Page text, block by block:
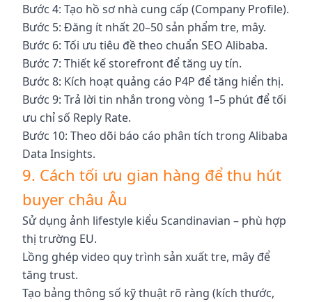
Bước 4: Tạo hồ sơ nhà cung cấp (Company Profile).
Bước 5: Đăng ít nhất 20–50 sản phẩm tre, mây.
Bước 6: Tối ưu tiêu đề theo chuẩn SEO Alibaba.
Bước 7: Thiết kế storefront để tăng uy tín.
Bước 8: Kích hoạt quảng cáo P4P để tăng hiển thị.
Bước 9: Trả lời tin nhắn trong vòng 1–5 phút để tối
ưu chỉ số Reply Rate.
Bước 10: Theo dõi báo cáo phân tích trong Alibaba
Data Insights.
9. Cách tối ưu gian hàng để thu hút
buyer châu Âu
Sử dụng ảnh lifestyle kiểu Scandinavian – phù hợp
thị trường EU.
Lồng ghép video quy trình sản xuất tre, mây để
tăng trust.
Tạo bảng thông số kỹ thuật rõ ràng (kích thước,